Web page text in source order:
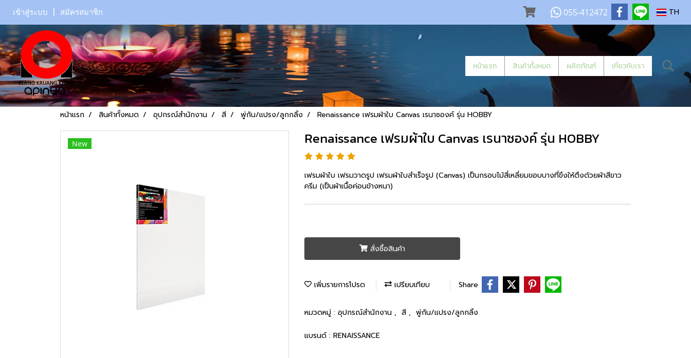
เข้าสู่ระบบ สมัครสมาชิก 055-412472 TH
หน้าแรก สินค้าทั้งหมด ผลิตภัณฑ์ เกี่ยวกับเรา
หน้าแรก สินค้าทั้งหมด อุปกรณ์สำนักงาน สี พู่กัน/แปรง/ลูกกลิ้ง Renaissance เฟรมผ้าใบ Canvas เรนาซองค์ รุ่น HOBBY
New Renaissance เฟรมผ้าใบ Canvas เรนาซองค์ รุ่น HOBBY
เฟรมผ้าใบ เฟรมวาดรูป เฟรมผ้าใบสำเร็จรูป (Canvas) เป็นกรอบไม้สี่เหลี่ยมขอบบางที่ขึงให้ตึงด้วยผ้าสีขาว
ครีม (เป็นผ้าเนื้อค่อนข้างหนา)
สั่งซื้อสินค้า
เพิ่มรายการโปรด เปรียบเทียบ Share
หมวดหมู่ : อุปกรณ์สำนักงาน , สี , พู่กัน/แปรง/ลูกกลิ้ง
แบรนด์ : RENAISSANCE